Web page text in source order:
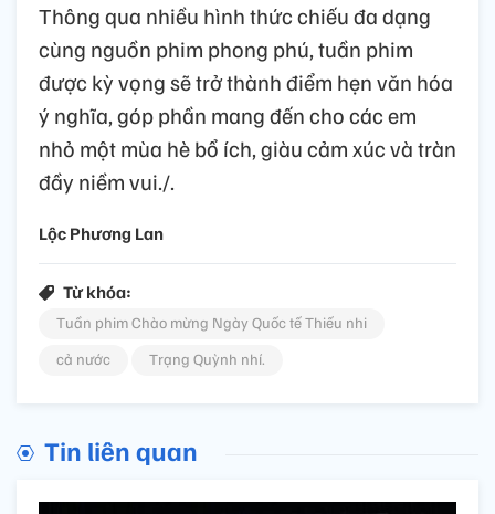
Thông qua nhiều hình thức chiếu đa dạng
cùng nguồn phim phong phú, tuần phim
được kỳ vọng sẽ trở thành điểm hẹn văn hóa
ý nghĩa, góp phần mang đến cho các em
nhỏ một mùa hè bổ ích, giàu cảm xúc và tràn
đầy niềm vui./.
Lộc Phương Lan
Từ khóa:
Tuần phim Chào mừng Ngày Quốc tế Thiếu nhi
cả nước
Trạng Quỳnh nhí.
Tin liên quan